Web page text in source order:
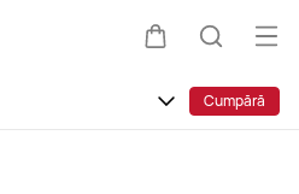
Cumpără